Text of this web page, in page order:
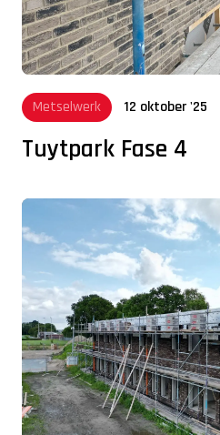
Metselwerk 12 oktober '25
Tuytpark Fase 4